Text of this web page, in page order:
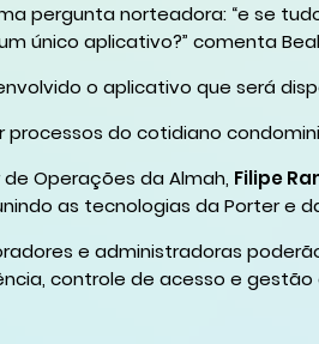
pergunta norteadora: “e se
único aplicativo?” comenta
o aplicativo que será
do cotidiano
Operações da Almah, Filipe
as tecnologias da Porter e
e administradoras
controle de acesso e gestão